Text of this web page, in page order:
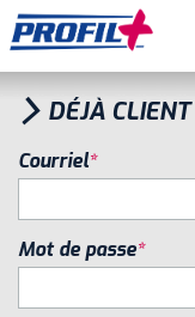
› DÉJÀ CLIENT
Courriel
Mot de passe